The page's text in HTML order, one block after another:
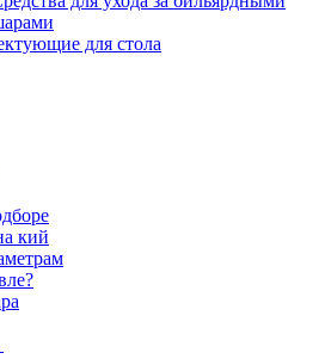
для стола
кий